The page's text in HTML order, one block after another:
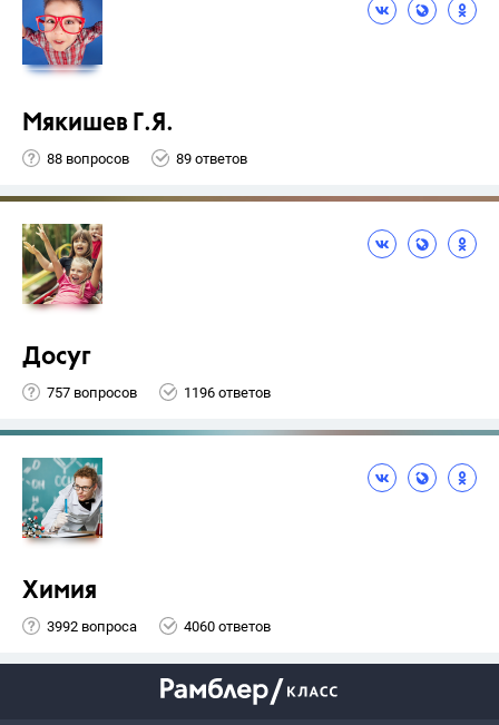
Мякишев Г.Я.
88 вопросов 89 ответов
Досуг
757 вопросов 1196 ответов
Химия
3992 вопроса 4060 ответов